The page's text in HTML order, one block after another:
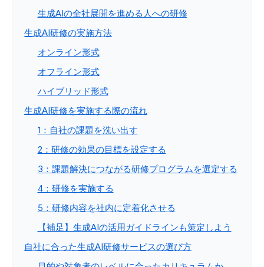
生成AIの全社展開を進める人への研修
生成AI研修の実施方法
オンライン形式
オフライン形式
ハイブリッド形式
生成AI研修を実施する際の流れ
1：自社の課題を洗い出す
2：研修の効果の目標を設定する
3：課題解決につながる研修プログラムを選定する
4：研修を実施する
5：研修内容を社内に定着化させる
【補足】生成AIの活用ガイドラインも策定しよう
自社に合った生成AI研修サービスの選び方